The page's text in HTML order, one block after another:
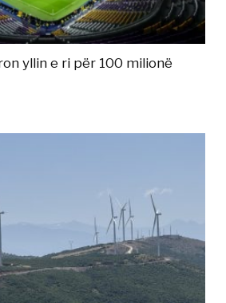
yllin e ri për 100 milionë